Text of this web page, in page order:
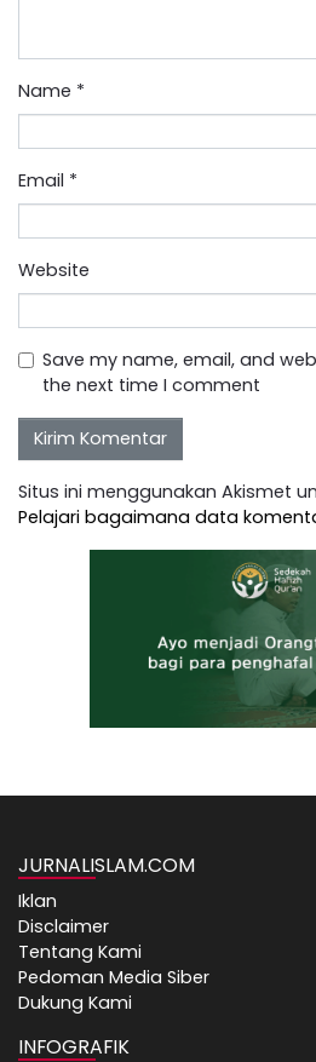
Name *
Email *
Website
Save my name, email, and
the next time I comment
Situs ini menggunakan Akismet
Pelajari bagaimana data
JURNALISLAM.COM
Iklan
Disclaimer
Tentang Kami
Pedoman Media Siber
Dukung Kami
INFOGRAFIK